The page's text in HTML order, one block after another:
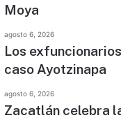
Moya
agosto 6, 2026
Los
caso Ayotzinapa
agosto 6, 2026
Zacatlán celebra